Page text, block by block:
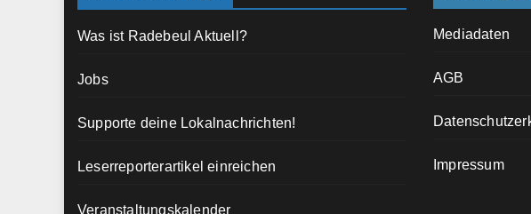
Was ist Radebeul Aktuell?
Jobs
Supporte deine Lokalnachrichten!
Leserreporterartikel einreichen
Veranstaltungskalender
Mediadaten
AGB
Impressum